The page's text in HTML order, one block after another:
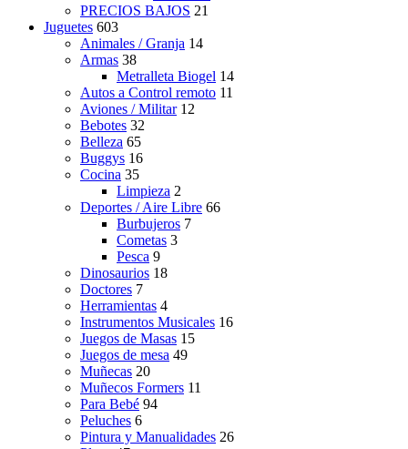
PRECIOS BAJOS 21
Juguetes 603
Animales / Granja 14
Armas 38
Metralleta Biogel 14
Autos a Control remoto 11
Aviones / Militar 12
Bebotes 32
Belleza 65
Buggys 16
Cocina 35
Limpieza 2
Deportes / Aire Libre 66
Burbujeros 7
Cometas 3
Pesca 9
Dinosaurios 18
Doctores 7
Herramientas 4
Instrumentos Musicales 16
Juegos de Masas 15
Juegos de mesa 49
Muñecas 20
Muñecos Formers 11
Para Bebé 94
Peluches 6
Pintura y Manualidades 26